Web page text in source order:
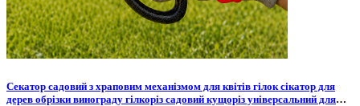
Секатор садовий з храповим механізмом для квітів гілок сікатор для
дерев обрізки винограду гілкоріз садовий кущоріз універсальний для